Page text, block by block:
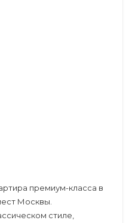
премиум-класса в
Москвы.
стиле,